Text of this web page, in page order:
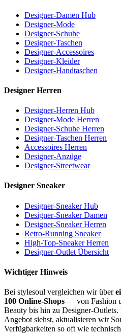
Designer-Damen Hub
Designer-Mode
Designer-Schuhe
Designer-Taschen
Designer-Accessoires
Designer-Kleider
Designer-Handtaschen
Designer Herren
Designer-Herren Hub
Designer-Mode Herren
Designer-Schuhe Herren
Designer-Taschen Herren
Accessoires Herren
Designer-Anzüge
Designer-Streetwear
Designer Sneaker
Designer-Sneaker Hub
Designer-Sneaker Damen
Designer-Sneaker Herren
Retro-Running Sneaker
High-Top-Sneaker Herren
Designer-Outlet Übersicht
Wichtiger Hinweis
Bei stylesoul vergleichen wir über
100 Online-Shops — von Fashion
Beauty bis hin zu Designer-Outlets.
Angebot siehst, aktualisieren wir
Verfügbarkeiten so oft wie